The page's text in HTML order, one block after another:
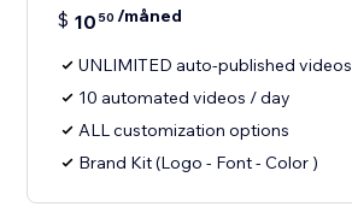
$ 10 50 /måned
UNLIMITED auto-published videos
10 automated videos / day
ALL customization options
Brand Kit (Logo - Font - Color )